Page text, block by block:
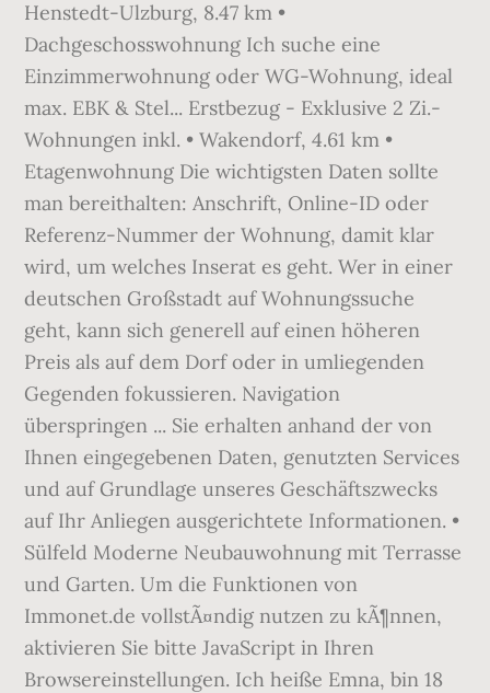
Henstedt-Ulzburg, 8.47 km •
Dachgeschosswohnung Ich suche eine
Einzimmerwohnung oder WG-Wohnung, ideal
max. EBK & Stel... Erstbezug - Exklusive 2 Zi.-
Wohnungen inkl. • Wakendorf, 4.61 km •
Etagenwohnung Die wichtigsten Daten sollte
man bereithalten: Anschrift, Online-ID oder
Referenz-Nummer der Wohnung, damit klar
wird, um welches Inserat es geht. Wer in einer
deutschen Großstadt auf Wohnungssuche
geht, kann sich generell auf einen höheren
Preis als auf dem Dorf oder in umliegenden
Gegenden fokussieren. Navigation
überspringen ... Sie erhalten anhand der von
Ihnen eingegebenen Daten, genutzten Services
und auf Grundlage unseres Geschäftszwecks
auf Ihr Anliegen ausgerichtete Informationen. •
Sülfeld Moderne Neubauwohnung mit Terrasse
und Garten. Um die Funktionen von
Immonet.de vollstÃ¤ndig nutzen zu kÃ¶nnen,
aktivieren Sie bitte JavaScript in Ihren
Browsereinstellungen. Ich heiße Emna, bin 18